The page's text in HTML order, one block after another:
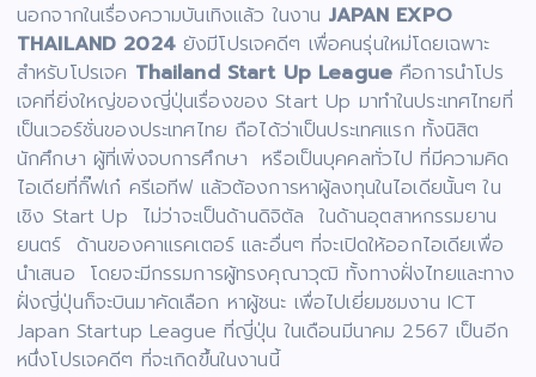
นอกจากในเรื่องความบันเทิงแล้ว ในงาน JAPAN EXPO
THAILAND 2024 ยังมีโปรเจคดีๆ เพื่อคนรุ่นใหม่โดยเฉพาะ
สำหรับโปรเจค Thailand Start Up League คือการนำโปร
เจคที่ยิ่งใหญ่ของญี่ปุ่นเรื่องของ Start Up มาทำในประเทศไทยที่
เป็นเวอร์ชั่นของประเทศไทย ถือได้ว่าเป็นประเทศแรก ทั้งนิสิต
นักศึกษา ผู้ที่เพิ่งจบการศึกษา หรือเป็นบุคคลทั่วไป ที่มีความคิด
ไอเดียที่กิ๊ฟเก๋ ครีเอทีฟ แล้วต้องการหาผู้ลงทุนในไอเดียนั้นๆ ใน
เชิง Start Up ไม่ว่าจะเป็นด้านดิจิตัล ในด้านอุตสาหกรรมยาน
ยนตร์ ด้านของคาแรคเตอร์ และอื่นๆ ที่จะเปิดให้ออกไอเดียเพื่อ
นำเสนอ โดยจะมีกรรมการผู้ทรงคุณาวุฒิ ทั้งทางฝั่งไทยและทาง
ฝั่งญี่ปุ่นก็จะบินมาคัดเลือก หาผู้ชนะ เพื่อไปเยี่ยมชมงาน ICT
Japan Startup League ที่ญี่ปุ่น ในเดือนมีนาคม 2567 เป็นอีก
หนึ่งโปรเจคดีๆ ที่จะเกิดขึ้นในงานนี้